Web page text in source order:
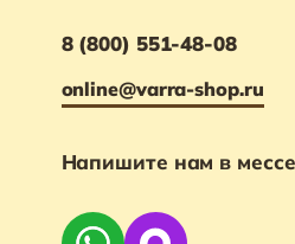
8 (800) 551-48-08
online@varra-shop.ru
Напишите нам в